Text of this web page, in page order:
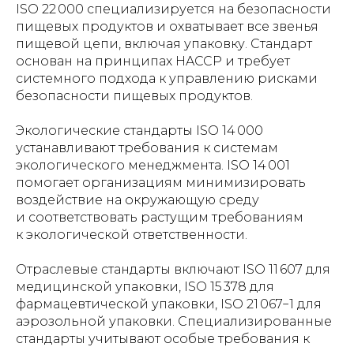
ISO 22 000 специализируется на безопасности
пищевых продуктов и охватывает все звенья
пищевой цепи, включая упаковку. Стандарт
основан на принципах HACCP и требует
системного подхода к управлению рисками
безопасности пищевых продуктов.
Экологические стандарты ISO 14 000
устанавливают требования к системам
экологического менеджмента. ISO 14 001
помогает организациям минимизировать
воздействие на окружающую среду
и соответствовать растущим требованиям
к экологической ответственности.
Отраслевые стандарты включают ISO 11 607 для
медицинской упаковки, ISO 15 378 для
фармацевтической упаковки, ISO 21 067−1 для
аэрозольной упаковки. Специализированные
стандарты учитывают особые требования к